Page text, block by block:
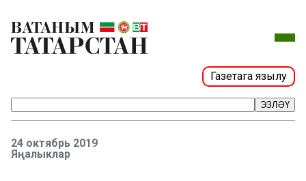
Газетага язылу
ЭЗЛӘҮ
24 октябрь 2019
Яңалыклар